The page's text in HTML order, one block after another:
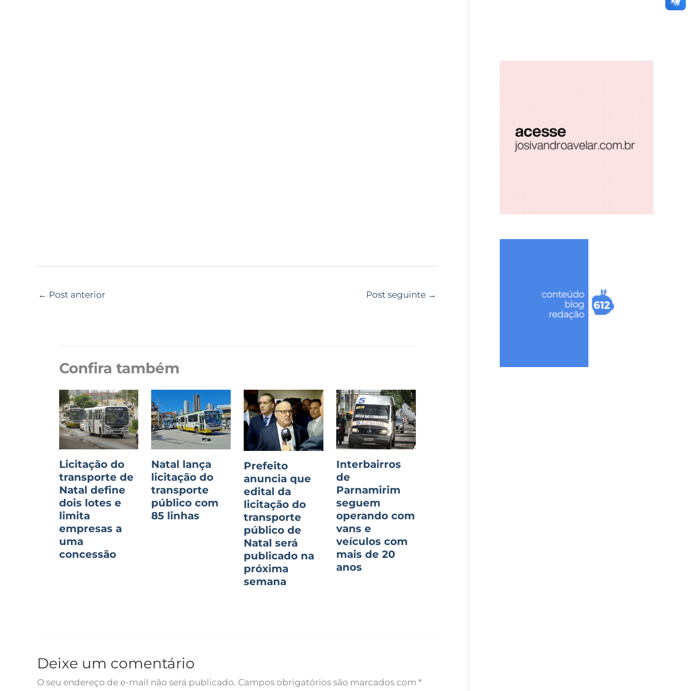
← Post anterior Post seguinte →
Confira também
Licitação do
transporte de
Natal define
dois lotes e
limita
empresas a
uma
concessão
Natal lança
licitação do
transporte
público com
85 linhas
Prefeito
anuncia que
edital da
licitação do
transporte
público de
Natal será
publicado na
próxima
semana
Interbairros
de
Parnamirim
seguem
operando com
vans e
veículos com
mais de 20
anos
Deixe um comentário
O seu endereço de e-mail não será publicado. Campos obrigatórios são marcados com *